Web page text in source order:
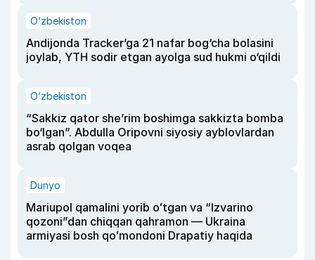
O‘zbekiston
Andijonda Tracker’ga 21 nafar bog‘cha bolasini
joylab, YTH sodir etgan ayolga sud hukmi o‘qildi
O‘zbekiston
“Sakkiz qator she’rim boshimga sakkizta bomba
bo‘lgan”. Abdulla Oripovni siyosiy ayblovlardan
asrab qolgan voqea
Dunyo
Mariupol qamalini yorib oʻtgan va “Izvarino
qozoni”dan chiqqan qahramon — Ukraina
armiyasi bosh qoʻmondoni Drapatiy haqida